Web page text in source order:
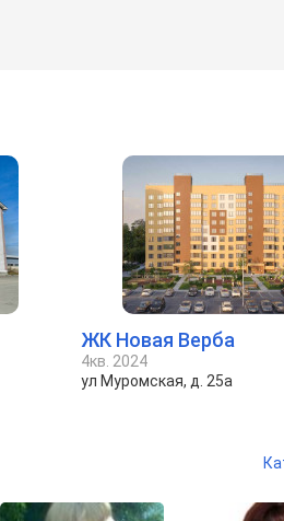
ЖК Новая Верба
4кв. 2024
ул Муромская, д. 25а